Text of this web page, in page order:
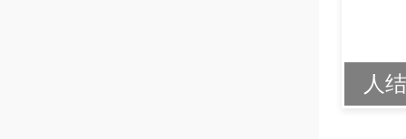
人